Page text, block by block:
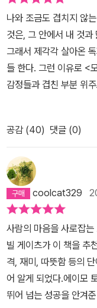
할 사람이 있느냐, 에 관
프 백작은 러시아 혁명
지하지만, 거처하던 호
고받는다.거처도 스위
호텔이 꼭 감옥인 것만
웠다면,잘 지내던 프랑
테니까 말이다. 그가
행사의 주요 무대인 동
래 사귀기도 하고, 공산
라는 꼬마 숙녀의 친구
으며 나중에는 자신도
절이 나오는 걸로 미루
하지 않으면 그 환경에
신뢰하는 '이박사' 님의
자평이 훨씬 와닿았다.
을 100퍼센트 신뢰하는
았다.724쪽에 이르는
나와 조금도 겹치지 않
것은, 그 안에서 내 것과
그래서 제각각 살아온
들 한다. 그런 이유로 <
감정들과 겹친 부분 위
서 기록과 일기 쓰기를
에 썼던 최초의 일기가
다는 내용이었다. 언젠
로그와 디지털을 거쳐
그만큼 격변하는 세상
물에 대한 설렘과 즐거
구닥다리로 전락해버린
많이도 씁쓸했었다. 사
운 줄 모르다가 꼭 추억
가득했던 그때가 좋았
렌드에 발맞추지 못하
러고 있으니 듣다 보면
공감 (40) 댓글 (0)
coolcat329
사람의 마음을 사로잡
빌 게이츠가 이 책을 추
격, 재미, 따뜻함 등의
어 알게 되었다.에이
뛰어 넘는 성공을 안겨